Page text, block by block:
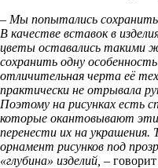
– Мы попытались сохранить
В качестве вставок в
цветы оставались такими
сохранить одну
отличительная черта её
практически не отрывала
Поэтому на рисунках есть
которые окантовывают
перенести их на
орнамент рисунков под
«глубина» изделий, –